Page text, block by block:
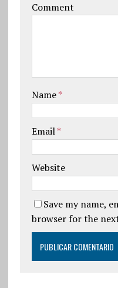
Comment
Name*
Email*
Website
Save my name,
browser for the